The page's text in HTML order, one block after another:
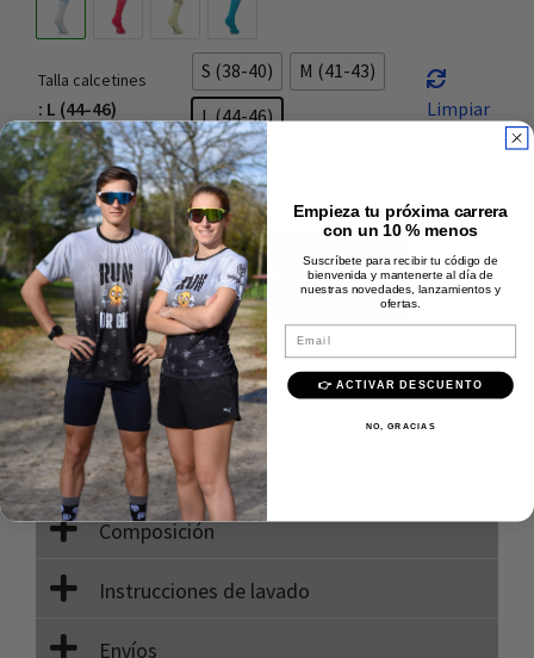
Talla calcetines
: L (44-46)
S (38-40)
M (41-43)
L (44-46)
Limpiar
HAY EXISTENCIAS
AÑADIR AL CARRITO
Envío rápido y gratis +40€
Pago 100% seguro
Calidad Premium
Descripción
Composición
Instrucciones de lavado
Envíos
Empieza tu próxima carrera
con un 10 % menos
Suscríbete para recibir tu código de
bienvenida y mantenerte al día de
nuestras novedades, lanzamientos y
ofertas.
Email
👉 ACTIVAR DESCUENTO
NO, GRACIAS